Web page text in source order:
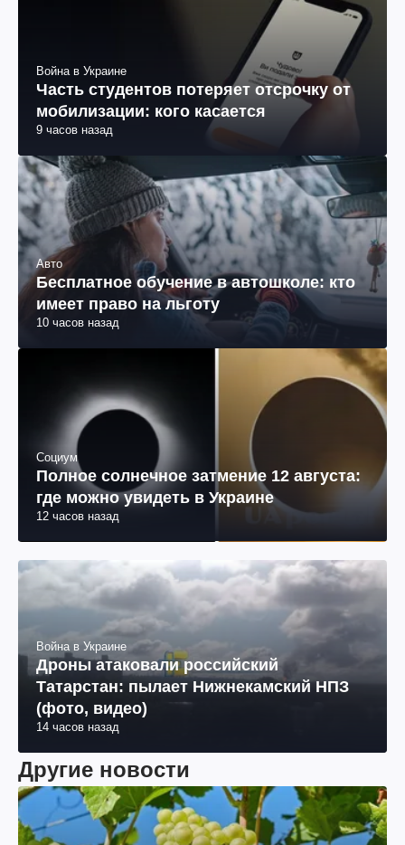
Война в Украине
Часть студентов потеряет отсрочку от
мобилизации: кого касается
9 часов назад
Авто
Бесплатное обучение в автошколе: кто
имеет право на льготу
10 часов назад
Социум
Полное солнечное затмение 12 августа:
где можно увидеть в Украине
12 часов назад
Война в Украине
Дроны атаковали российский
Татарстан: пылает Нижнекамский НПЗ
(фото, видео)
14 часов назад
Другие новости